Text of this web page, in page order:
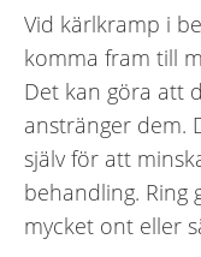
Vid kärlkramp i
komma fram till
Det kan göra att
anstränger dem.
själv för att
behandling. Ring
mycket ont eller